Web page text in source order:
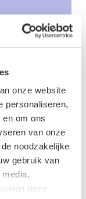
onze website
personaliseren,
om ons
van onze
noodzakelijke
gebruik van
deze